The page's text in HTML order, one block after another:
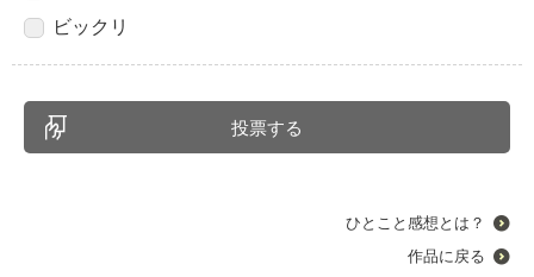
ビックリ
ひとこと感想とは？
作品に戻る